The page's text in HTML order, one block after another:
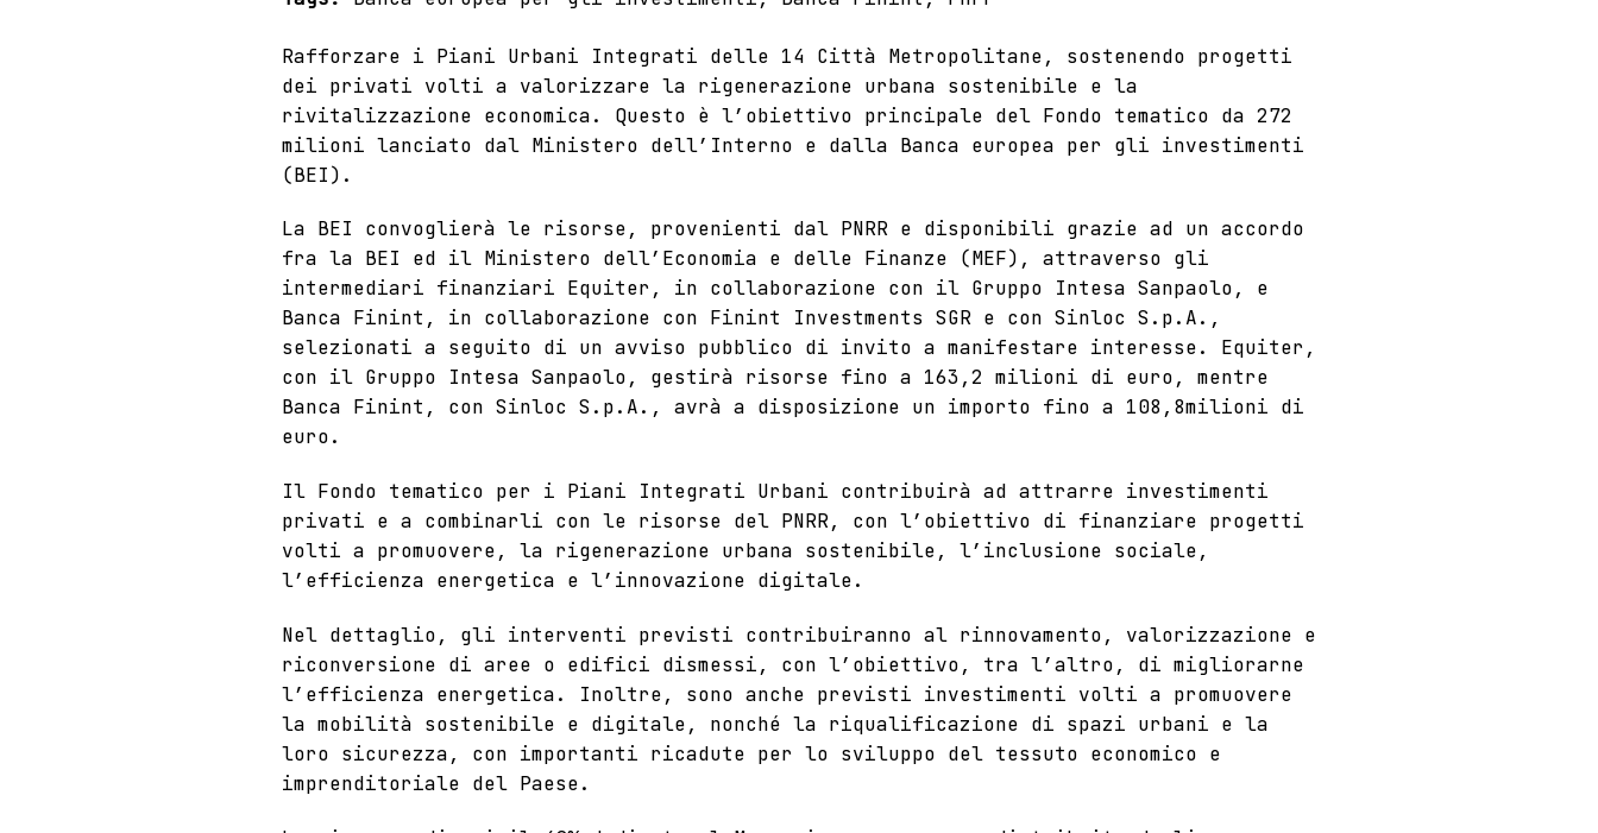
Rafforzare i Piani Urbani Integrati delle 14 Città Metropolitane, sostenendo progetti
dei privati volti a valorizzare la rigenerazione urbana sostenibile e la
rivitalizzazione economica. Questo è l’obiettivo principale del Fondo tematico da 272
milioni lanciato dal Ministero dell’Interno e dalla Banca europea per gli investimenti
(BEI).
La BEI convoglierà le risorse, provenienti dal PNRR e disponibili grazie ad un accordo
fra la BEI ed il Ministero dell’Economia e delle Finanze (MEF),
attraverso gli
intermediari finanziari Equiter, in collaborazione con il Gruppo Intesa Sanpaolo, e
Banca Finint, in collaborazione con Finint Investments SGR e con Sinloc S.p.A.,
selezionati a seguito di un avviso pubblico di invito a manifestare interesse. Equiter,
con il Gruppo Intesa Sanpaolo, gestirà risorse fino a 163,2 milioni di euro, mentre
Banca Finint, con Sinloc S.p.A., avrà a disposizione un importo fino a 108,8milioni di
euro.
Il Fondo tematico per i Piani Integrati Urbani contribuirà ad attrarre investimenti
privati e a combinarli con le risorse del PNRR, con l’obiettivo di finanziare progetti
volti a promuovere, la rigenerazione urbana sostenibile, l’inclusione sociale,
l’efficienza energetica e l’innovazione digitale.
Nel dettaglio, gli interventi previsti contribuiranno al rinnovamento, valorizzazione e
riconversione di aree o edifici dismessi, con l’obiettivo, tra l’altro, di migliorarne
l’efficienza energetica. Inoltre, sono anche previsti investimenti volti a promuovere
la mobilità sostenibile e digitale, nonché la riqualificazione di spazi urbani e la
loro sicurezza, con importanti ricadute per lo sviluppo del tessuto economico e
imprenditoriale del Paese.